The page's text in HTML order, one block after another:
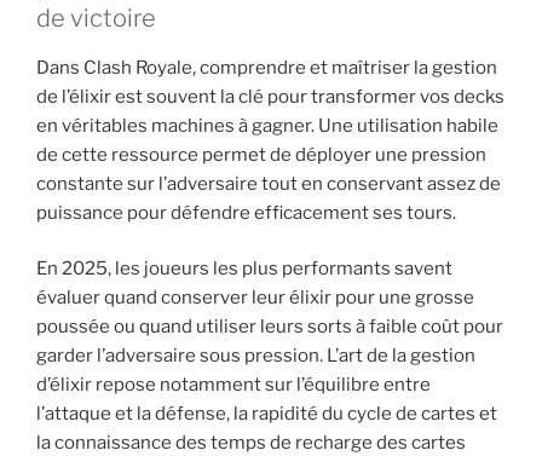
de victoire
Dans Clash Royale, comprendre et maîtriser la gestion
de l’élixir est souvent la clé pour transformer vos decks
en véritables machines à gagner. Une utilisation habile
de cette ressource permet de déployer une pression
constante sur l’adversaire tout en conservant assez de
puissance pour défendre efficacement ses tours.
En 2025, les joueurs les plus performants savent
évaluer quand conserver leur élixir pour une grosse
poussée ou quand utiliser leurs sorts à faible coût pour
garder l’adversaire sous pression. L’art de la gestion
d’élixir repose notamment sur l’équilibre entre
l’attaque et la défense, la rapidité du cycle de cartes et
la connaissance des temps de recharge des cartes